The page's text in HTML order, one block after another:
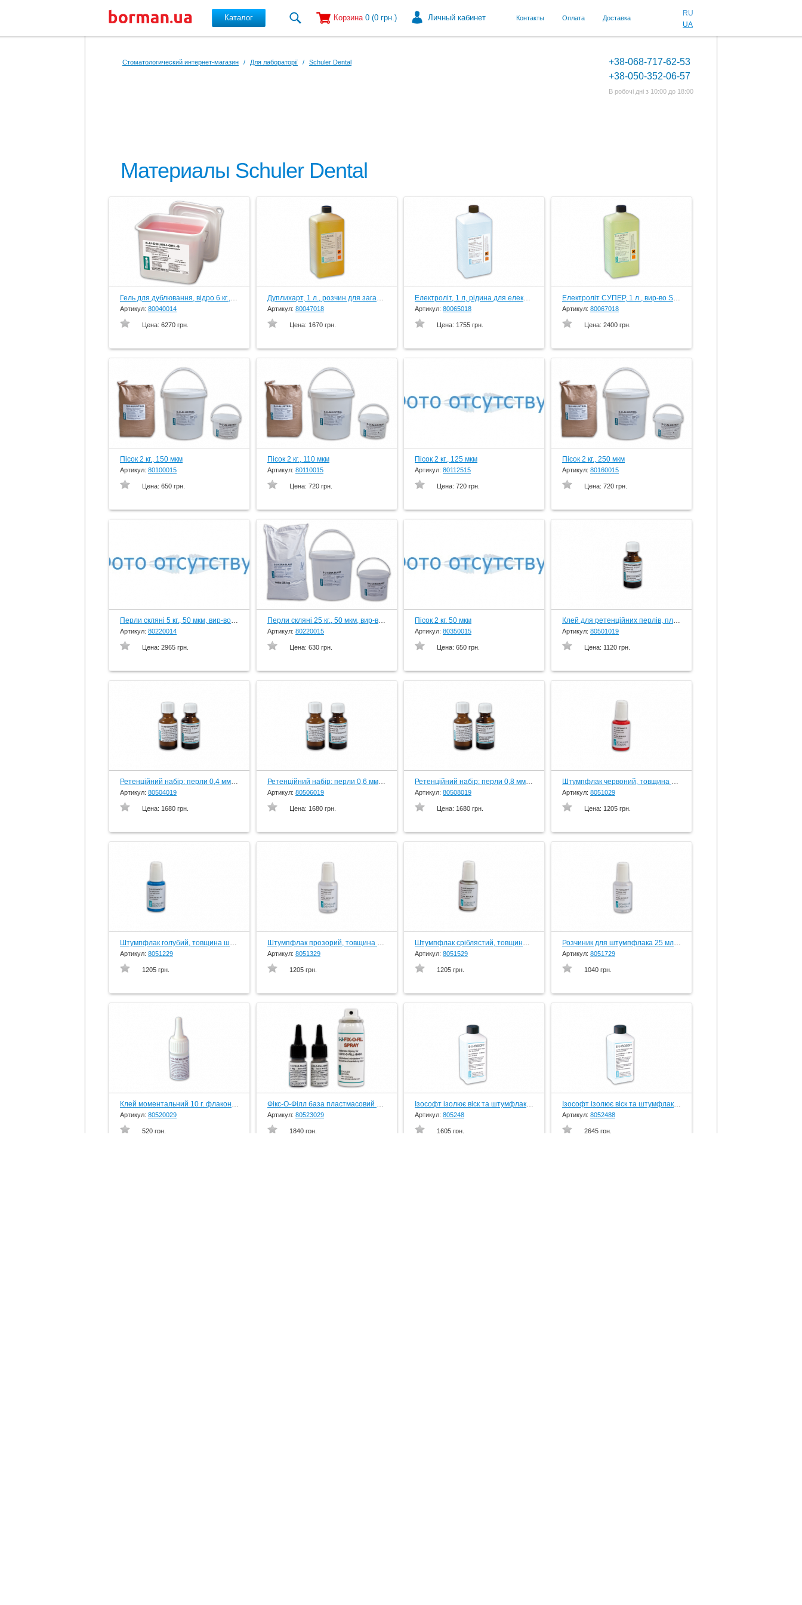
Каталог Корзина 0 (0 грн.) Личный кабинет Контакты Оплата Доставка
RU
UA
Стоматологический интернет-магазин / Для лабораторії / Schuler Dental
+38-068-717-62-53
+38-050-352-06-57
В робочі дні з 10:00 до 18:00
Материалы Schuler Dental
Гель для дублювання, відро 6 кг., вир-во Schuler-Dental, Germany
Артикул: 80040014
Цена: 6270 грн.
Дуплихарт, 1 л., розчин для загартування вогнетривких моделей, вир-во Schuler-Dental, Germany
Артикул: 80047018
Цена: 1670 грн.
Електроліт, 1 л, рідина для елекрохімічної поліровки, вир-во Schuler-Dental, Germany
Артикул: 80065018
Цена: 1755 грн.
Електроліт СУПЕР, 1 л., вир-во Schuler-Dental, Germany
Артикул: 80067018
Цена: 2400 грн.
Пісок 2 кг., 150 мкм
Артикул: 80100015
Цена: 650 грн.
Пісок 2 кг., 110 мкм
Артикул: 80110015
Цена: 720 грн.
Пісок 2 кг., 125 мкм
Артикул: 80112515
Цена: 720 грн.
Пісок 2 кг., 250 мкм
Артикул: 80160015
Цена: 720 грн.
Перли скляні 5 кг., 50 мкм, вир-во Schuler-Dental, Germany
Артикул: 80220014
Цена: 2965 грн.
Перли скляні 25 кг., 50 мкм, вир-во Schuler-Dental, Germany
Артикул: 80220015
Цена: 630 грн.
Пісок 2 кг. 50 мкм
Артикул: 80350015
Цена: 650 грн.
Клей для ретенційних перлів, пляшка 25 мл., вир-во Schuler-Dental, Germany
Артикул: 80501019
Цена: 1120 грн.
Ретенційний набір: перли 0,4 мм 25г.+ клей 25г., вир-во Schuler-Dental, Germany
Артикул: 80504019
Цена: 1680 грн.
Ретенційний набір: перли 0,6 мм 25г.+ клей 25г., вир-во Schuler-Dental, Germany
Артикул: 80506019
Цена: 1680 грн.
Ретенційний набір: перли 0,8 мм 25г.+ клей 25г., вир-во Schuler-Dental, Germany
Артикул: 80508019
Цена: 1680 грн.
Штумпфлак червоний, товщина шару 10 мкм, 25 мл. пляшка з кісточкою, вир-во Schuler-Dental, Germany
Артикул: 8051029
Цена: 1205 грн.
Штумпфлак голубий, товщина шару 6 мкм, 25 мл.пляшка з кісточкою, вир-во Schuler-Dental, Germany
Артикул: 8051229
1205 грн.
Штумпфлак прозорий, товщина шару 3 мкм, 25 мл.пляшка з кісточкою, вир-во Schuler-Dental, Germany
Артикул: 8051329
1205 грн.
Штумпфлак сріблястий, товщина шару 14 мкм, 25 мл. пляшка з кісточкою, вир-во Schuler-Dental, Germany
Артикул: 8051529
1205 грн.
Розчиник для штумпфлака 25 мл. пляшка з кісточкою, вир-во Schuler-Dental, Germany
Артикул: 8051729
1040 грн.
Клей моментальний 10 г. флакон, вир-во Schuler-Dental, Germany
Артикул: 80520029
520 грн.
Фікс-О-Філл база пластмасовий клей, 2х10 гр., вир-во Schuler-Dental, Germany
Артикул: 80523029
1840 грн.
Ізософт ізолює віск та штумфлак, рідина, 25 мл., вир-во Schuler-Dental, Germany
Артикул: 805248
1605 грн.
Ізософт ізолює віск та штумфлак, рідина, 250 мл., вир-во Schuler-Dental, Germany
Артикул: 8052488
2645 грн.